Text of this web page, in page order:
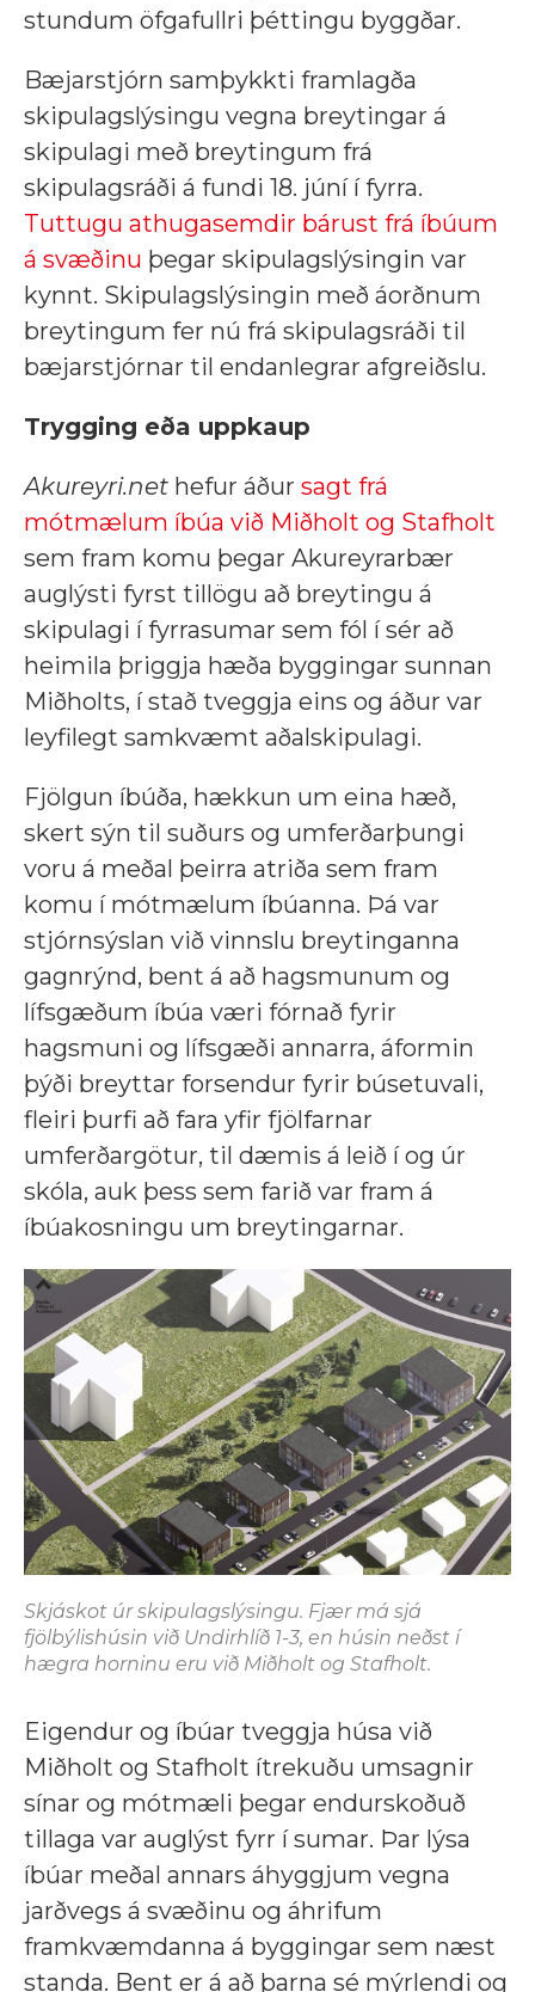
stundum öfgafullri þéttingu byggðar.
Bæjarstjórn samþykkti framlagða
skipulagslýsingu vegna breytingar á
skipulagi með breytingum frá
skipulagsráði á fundi 18. júní í fyrra.
Tuttugu athugasemdir bárust frá íbúum
á svæðinu þegar skipulagslýsingin var
kynnt. Skipulagslýsingin með áorðnum
breytingum fer nú frá skipulagsráði til
bæjarstjórnar til endanlegrar afgreiðslu.
Trygging eða uppkaup
Akureyri.net hefur áður sagt frá
mótmælum íbúa við Miðholt og Stafholt
sem fram komu þegar Akureyrarbær
auglýsti fyrst tillögu að breytingu á
skipulagi í fyrrasumar sem fól í sér að
heimila þriggja hæða byggingar sunnan
Miðholts, í stað tveggja eins og áður var
leyfilegt samkvæmt aðalskipulagi.
Fjölgun íbúða, hækkun um eina hæð,
skert sýn til suðurs og umferðarþungi
voru á meðal þeirra atriða sem fram
komu í mótmælum íbúanna. Þá var
stjórnsýslan við vinnslu breytinganna
gagnrýnd, bent á að hagsmunum og
lífsgæðum íbúa væri fórnað fyrir
hagsmuni og lífsgæði annarra, áformin
þýði breyttar forsendur fyrir búsetuvali,
fleiri þurfi að fara yfir fjölfarnar
umferðargötur, til dæmis á leið í og úr
skóla, auk þess sem farið var fram á
íbúakosningu um breytingarnar.
Skjáskot úr skipulagslýsingu. Fjær má sjá
fjölbýlishúsin við Undirhlíð 1-3, en húsin neðst í
hægra horninu eru við Miðholt og Stafholt.
Eigendur og íbúar tveggja húsa við
Miðholt og Stafholt ítrekuðu umsagnir
sínar og mótmæli þegar endurskoðuð
tillaga var auglýst fyrr í sumar. Þar lýsa
íbúar meðal annars áhyggjum vegna
jarðvegs á svæðinu og áhrifum
framkvæmdanna á byggingar sem næst
standa. Bent er á að þarna sé mýrlendi og